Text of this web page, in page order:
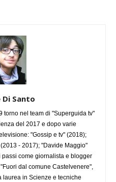
Di Santo
torno nel team di "Superguida tv"
del 2017 e dopo varie
"Gossip e tv" (2018);
- 2017); "Davide Maggio"
come giornalista e blogger
dal comune Castelvenere",
in Scienze e tecniche